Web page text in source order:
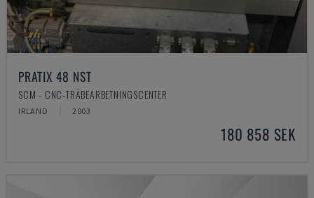
PRATIX 48 NST
SCM - CNC-TRÄBEARBETNINGSCENTER
IRLAND 2003
180 858 SEK